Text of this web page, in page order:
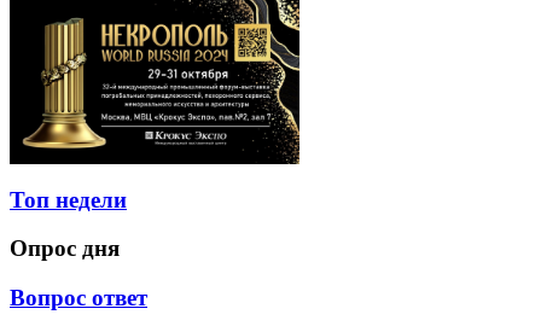
Топ недели
Опрос дня
Вопрос ответ